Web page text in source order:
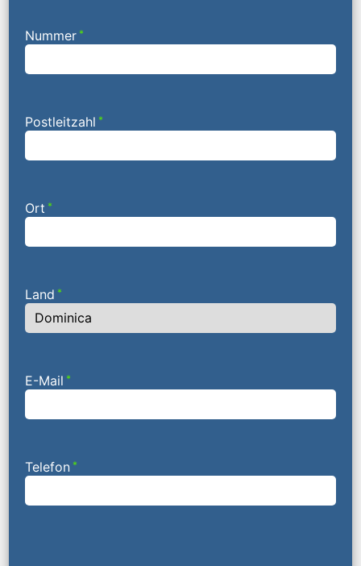
Nummer *
Postleitzahl *
Ort *
Land *
E-Mail *
Telefon *